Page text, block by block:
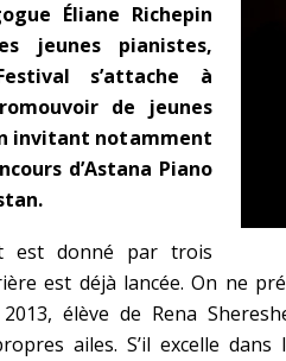
Éliane Richepin
jeunes pianistes,
s’attache à
de jeunes
invitant notamment
d’Astana Piano
est donné par trois
est déjà lancée. On ne
élève de Rena
ailes. S’il excelle